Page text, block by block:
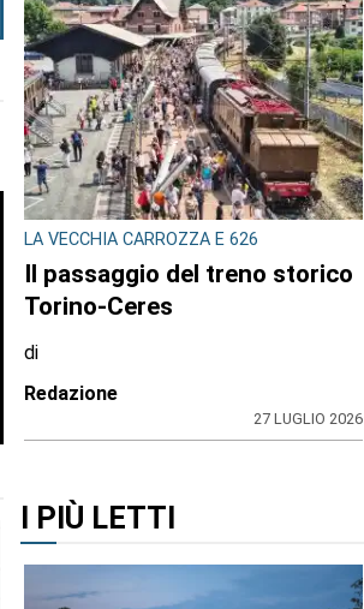
LA VECCHIA CARROZZA E 626
Il passaggio del treno storico
Torino-Ceres
di
Redazione
27 LUGLIO 2026
I PIÙ LETTI